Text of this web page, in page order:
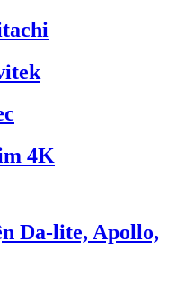
4K
Da-lite, Apollo,